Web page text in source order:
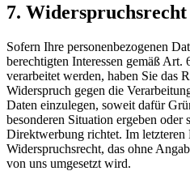
7. Widerspruchsrecht
Sofern Ihre personenbezogenen
berechtigten Interessen gemäß
verarbeitet werden, haben Sie das
Widerspruch gegen die
Daten einzulegen, soweit dafür
besonderen Situation ergeben oder
Direktwerbung richtet. Im letzteren
Widerspruchsrecht, das ohne
von uns umgesetzt wird.